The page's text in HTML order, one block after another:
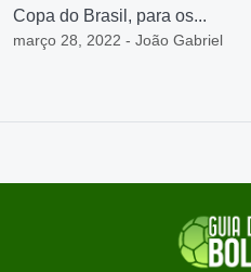
Copa do Brasil, para os...
março 28, 2022 - João Gabriel